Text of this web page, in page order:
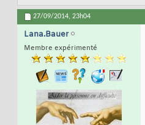
27/09/2014, 23h04
Lana.Bauer
Membre expérimenté